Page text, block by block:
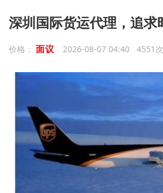
深圳国际货运代理，追求
价格： 面议 2026-08-07 04:40 4551